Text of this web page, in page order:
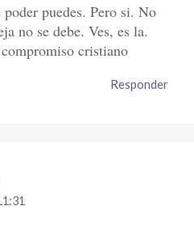
puedes. Pero si. No
no se debe. Ves, es la.
cristiano
Responder